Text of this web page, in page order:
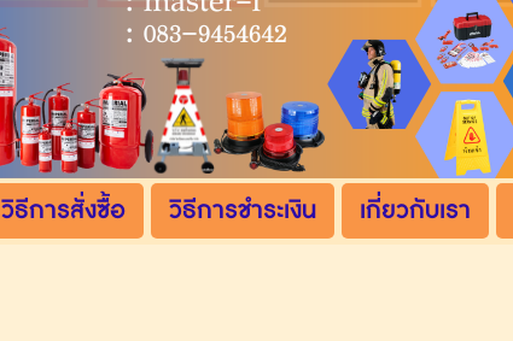
วิธีการสั่งซื้อ วิธีการชำระเงิน เกี่ยวกับเรา